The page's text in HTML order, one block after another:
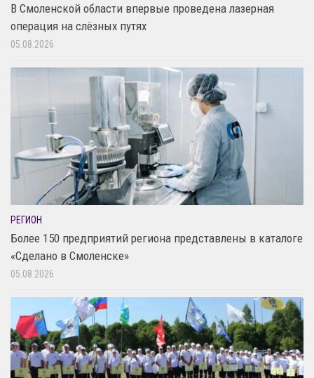
В Смоленской области впервые проведена лазерная
операция на слёзных путях
05.08.2026
РЕГИОН
Более 150 предприятий региона представлены в каталоге
«Сделано в Смоленске»
05.08.2026